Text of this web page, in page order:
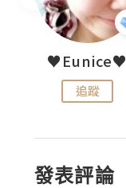
♥Eunice♥
追蹤
發表評論